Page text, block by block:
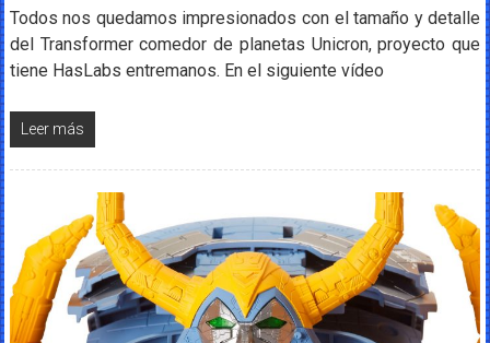
Todos nos quedamos impresionados con el tamaño y detalle
del Transformer comedor de planetas Unicron, proyecto que
tiene HasLabs entremanos. En el siguiente vídeo
Leer más